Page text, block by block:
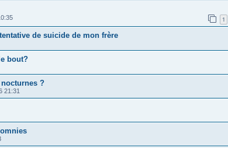
1
de suicide de mon frère
bout?
?
21:31